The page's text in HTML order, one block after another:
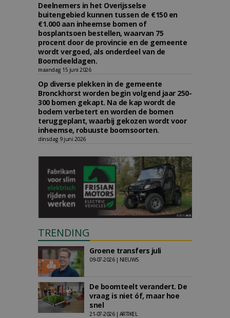
Deelnemers in het Overijsselse
buitengebied kunnen tussen de €150 en
€1.000 aan inheemse bomen of
bosplantsoen bestellen, waarvan 75
procent door de provincie en de gemeente
wordt vergoed, als onderdeel van de
Boomdeeldagen.
maandag 15 juni 2026
Op diverse plekken in de gemeente
Bronckhorst worden begin volgend jaar 250-
300 bomen gekapt. Na de kap wordt de
bodem verbetert en worden de bomen
teruggeplant, waarbij gekozen wordt voor
inheemse, robuuste boomsoorten.
dinsdag 9 juni 2026
TRENDING
Groene transfers juli
09-07-2026 | NIEUWS
De boomteelt verandert. De
vraag is niet óf, maar hoe
snel
21-07-2026 | ARTIKEL